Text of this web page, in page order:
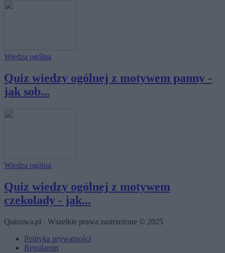
Wiedza ogólna
Quiz wiedzy ogólnej z motywem panny -
jak sob...
Wiedza ogólna
Quiz wiedzy ogólnej z motywem
czekolady - jak...
Quizowa.pl · Wszelkie prawa zastrzeżone © 2025
Polityka prywatności
Regulamin